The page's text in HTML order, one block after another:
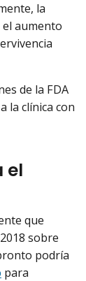
la
aumento
de la FDA
la clínica con
el
que
sobre
podría
para